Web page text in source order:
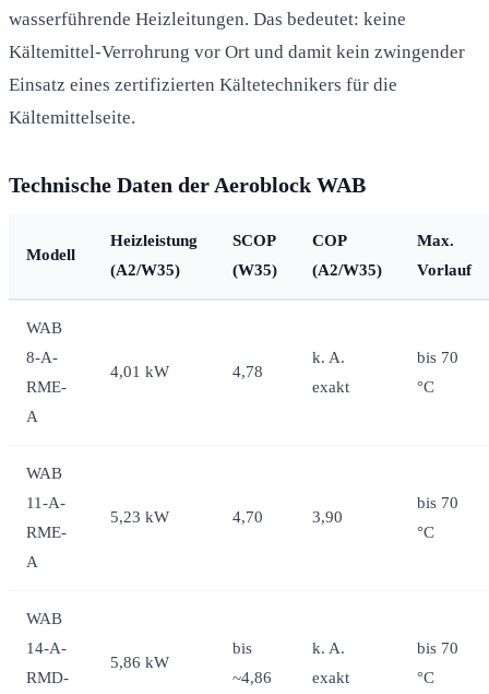
wasserführende Heizleitungen. Das bedeutet: keine
Kältemittel-Verrohrung vor Ort und damit kein zwingender
Einsatz eines zertifizierten Kältetechnikers für die
Kältemittelseite.
Technische Daten der Aeroblock WAB
Modell
Heizleistung
(A2/W35)
SCOP
(W35)
COP
(A2/W35)
Max.
Vorlauf
WAB
8-A-
RME-
A
4,01 kW 4,78
k. A.
exakt
bis 70
°C
WAB
11-A-
RME-
A
5,23 kW 4,70 3,90
bis 70
°C
WAB
14-A-
RMD-
5,86 kW
bis
~4,86
k. A.
exakt
bis 70
°C